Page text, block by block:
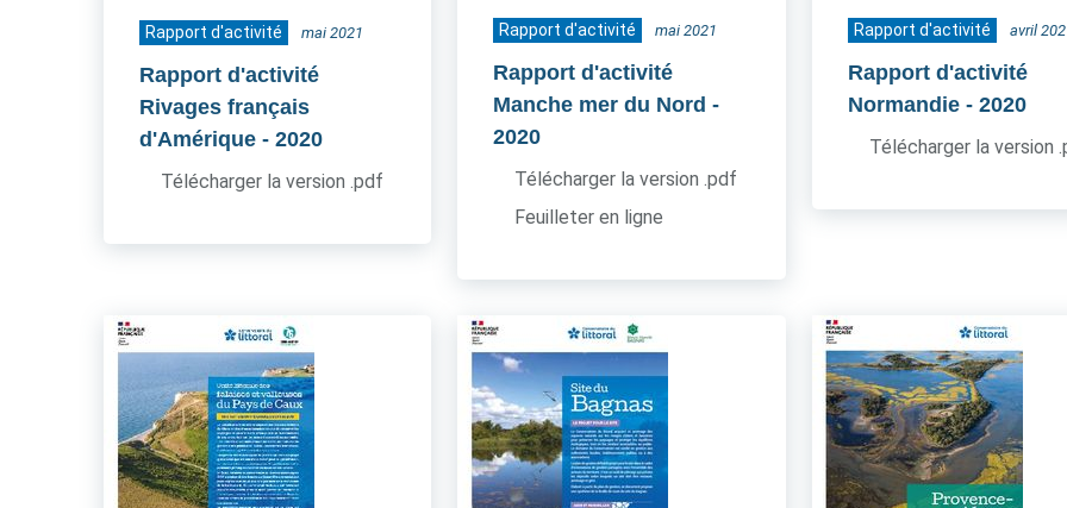
Rapport d'activité mai 2021
Rapport d'activité
Rivages français
d'Amérique - 2020
Télécharger la version .pdf
Rapport d'activité mai 2021
Rapport d'activité
Manche mer du Nord -
2020
Télécharger la version .pdf
Feuilleter en ligne
Rapport d'activité avril
Rapport d'activité
Normandie - 2020
Télécharger la version